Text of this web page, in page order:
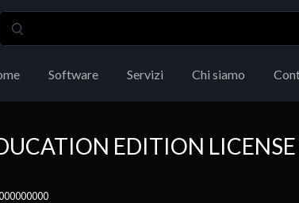
Software Servizi Chi siamo
EDITION